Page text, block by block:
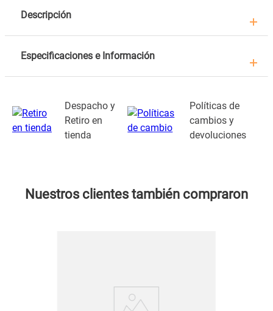
Descripción
Especificaciones e Información
Despacho y
Retiro en
tienda
Políticas de
cambios y
devoluciones
Nuestros clientes también compraron